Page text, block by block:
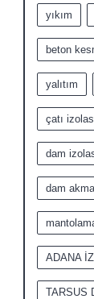
yıkım
beton
yalıtım
çatı
dam
dam
ADANA
TARSUS